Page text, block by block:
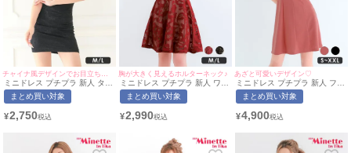
ミニドレス プチプラ 新人 タイ
ト ワンピース ホルターネック
セクシー ラウンジ 低身長 胸元
風 黒 キャバドレス (波北かほ
まとめ買い対象
¥2,750
胸が大きく見えるホルターネック♪
ミニドレス プチプラ 新人 ワン
ピース フレア ホルターネック
セクシー ラウンジ レース 低身
レス (ひなたまる着用/M~Lサイ
まとめ買い対象
¥2,990
あざと可愛いデザイン♡
ミニドレス プチプラ 新人 フレ
ア ホルターネック セクシー ラ
ウンジ ノースリーブ キラキラ
ク キャバドレス (ちぴたん着
myMinette/マイミネット
まとめ買い対象
¥4,900